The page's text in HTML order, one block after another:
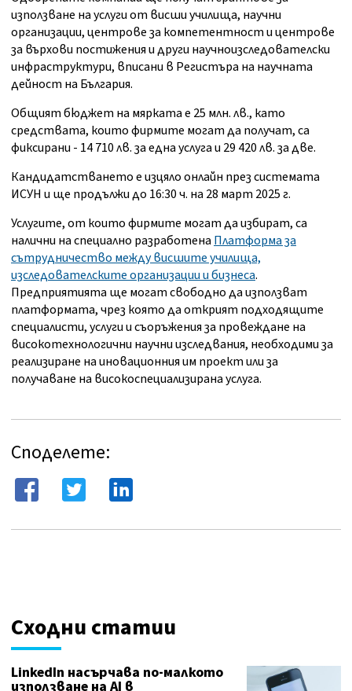
използване на услуги от висши училища, научни
организации, центрове за компетентност и центрове
за върхови постижения и други научноизследователски
инфраструктури, вписани в Регистъра на научната
дейност на България.
Общият бюджет на мярката е 25 млн. лв., като
средствата, които фирмите могат да получат, са
фиксирани - 14 710 лв. за една услуга и 29 420 лв. за две.
Кандидатстването е изцяло онлайн през системата
ИСУН и ще продължи до 16:30 ч. на 28 март 2025 г.
Услугите, от които фирмите могат да избират, са
налични на специално разработенаПлатформа за
сътрудничество между висшите училища,
изследователските организации и бизнеса.
Предприятията ще могат свободно да използват
платформата, чрез която да открият подходящите
специалисти, услуги и съоръжения за провеждане на
високотехнологични научни изследвания, необходими за
реализиране на иновационния им проект или за
получаване на високоспециализирана услуга.
Споделете:
Сходни статии
LinkedIn насърчава по-малкото
използване на AI в